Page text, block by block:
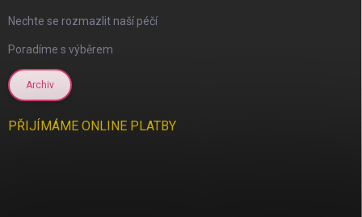
Nechte se rozmazlit naší péčí
Poradíme s výběrem
Archiv
PŘIJÍMÁME ONLINE PLATBY